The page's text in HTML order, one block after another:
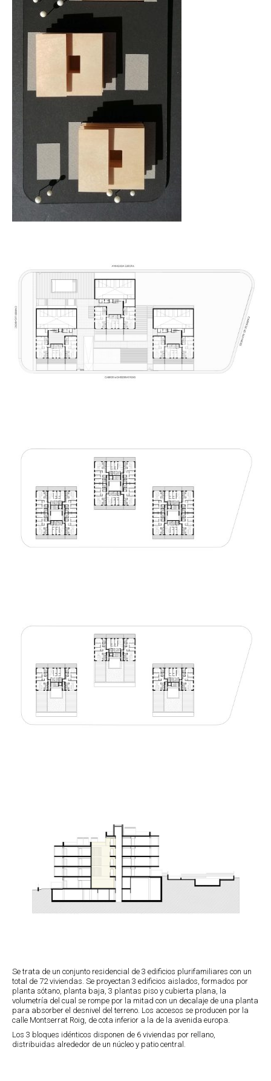
Se trata de un conjunto residencial de 3 edificios plurifamiliares con un
total de 72 viviendas. Se proyectan 3 edificios aislados, formados por
planta sótano, planta baja, 3 plantas piso y cubierta plana, la
volumetría del cual se rompe por la mitad con un decalaje de una planta
para absorber el desnivel del terreno. Los accesos se producen por la
calle Montserrat Roig, de cota inferior a la de la avenida europa.
Los 3 bloques idénticos disponen de 6 viviendas por rellano,
distribuidas alrededor de un núcleo y patio central.